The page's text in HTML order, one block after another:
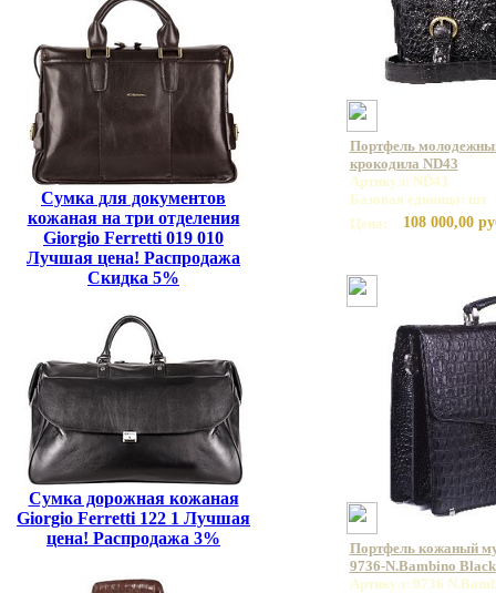
Сумка для документов
кожаная на три отделения
Giorgio Ferretti 019 010
Лучшая цена! Распродажа
Скидка 5%
Сумка дорожная кожаная
Giorgio Ferretti 122 1 Лучшая
цена! Распродажа 3%
Портфель
крокодила ND43
Артикул: ND43
Базовая единица: шт
Цена:
108 000,00
Портфель кожаный
9736-N.Bambino
Артикул: 9736